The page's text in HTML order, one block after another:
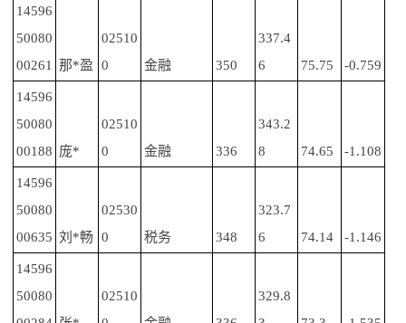
14596
50080
00261 那*盈
02510
0
金融 350
337.4
6
75.75 -0.759
14596
50080
00188 庞*
02510
0
金融 336
343.2
8
74.65 -1.108
14596
50080
00635 刘*畅
02530
0
税务 348
323.7
6
74.14 -1.146
14596
50080
02510
329.8